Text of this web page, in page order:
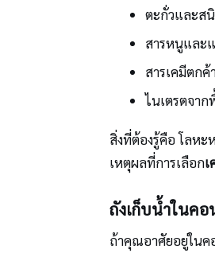
ตะกั่วและส
สารหนูและ
สารเคมีตกค้
ไนเตรตจา
สิ่งที่ต้องรู้คือ โลหะ
เหตุผลที่การเลือก
ถังเก็บน้ำในค
ถ้าคุณอาศัยอยู่ในค